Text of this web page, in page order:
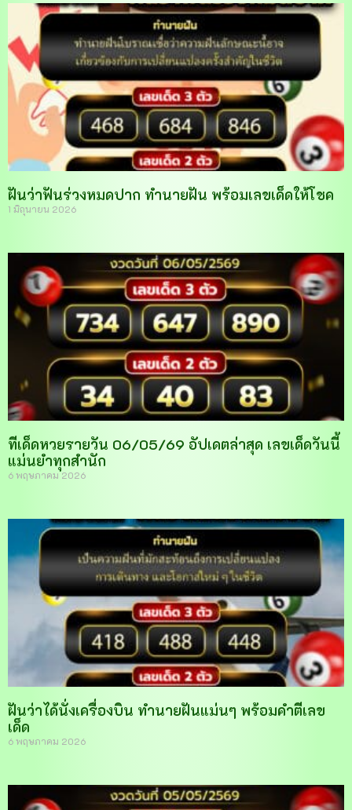
ฝันว่าฟันร่วงหมดปาก ทำนายฝัน พร้อมเลขเด็ดให้โชค
1 มิถุนายน 2026
ทีเด็ดหวยรายวัน 06/05/69 อัปเดตล่าสุด เลขเด็ดวันนี้
แม่นยำทุกสำนัก
6 พฤษภาคม 2026
ฝันว่าได้นั่งเครื่องบิน ทำนายฝันแม่นๆ พร้อมคำตีเลข
เด็ด
6 พฤษภาคม 2026